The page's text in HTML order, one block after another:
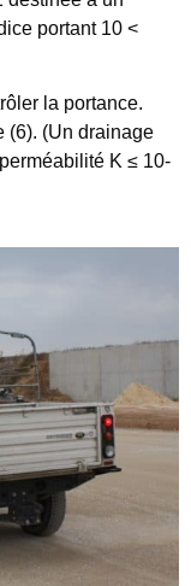
portant 10 <
la portance.
(6). (Un drainage
K ≤ 10-